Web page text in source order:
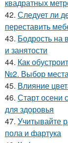
квадратных
42. Следует ли
переставить
43. Бодрость на
и занятости
44. Как
№2. Выбор
45. Влияние
46. Старт осени
для здоровья
47. Учитывайте
пола и фартука